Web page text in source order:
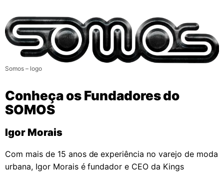
Somos – logo
Conheça os Fundadores do
SOMOS
Igor Morais
Com mais de 15 anos de experiência no varejo de moda
urbana, Igor Morais é fundador e CEO da Kings